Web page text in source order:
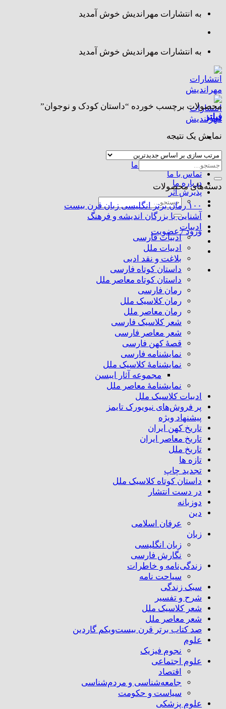
Skip
content
به انتشارات مهراندیش خوش آمدید
به انتشارات مهراندیش خوش آمدید
صفحه اصلی
مجموعه کتاب های ما
تماس با ما
درباره ما
پذیرش اثر
جستجو
برای:
ورود / عضویت
محصولات برچسب خورده “داستان کودک و نوجوان”
فیلتر
نمایش یک نتیجه
جستجو
برای:
دسته‌های محصولات
۱۰۰ رمان برتر انگلیسی زبان قرن بیست
آشنایی با بزرگان اندیشه و فرهنگ
ادبیات
ادبیات فارسی
ادبیات ملل
بلاغت و نقد ادبی
داستان کوتاه فارسی
داستان کوتاه معاصر ملل
رمان فارسی
رمان کلاسیک ملل
رمان معاصر ملل
شعر کلاسیک فارسی
شعر معاصر فارسی
قصهٔ کهن فارسی
نمایشنامه فارسی
نمایشنامهٔ کلاسیک ملل
مجموعه آثار ایبسن
نمایشنامهٔ معاصر ملل
ادبیات کلاسیک ملل
پر فروش‌های نیویورک تایمز
پیشنهاد ویژه
تاریخ کهن ایران
تاریخ معاصر ایران
تاریخ ملل
تازه ها
تجدید چاپ
داستان کوتاه کلاسیک ملل
در دست انتشار
دوزبانه
دین
عرفان اسلامی
زبان
زبان انگلیسی
نگارش فارسی
زندگی‌نامه و خاطرات
سیاحت نامه
سبک زندگی
شرح و تفسیر
شعر کلاسیک ملل
شعر معاصر ملل
صد کتاب برتر قرن بیست‌و‌یکم گاردین
علوم
نجوم فیزیک
علوم اجتماعی
اقتصاد
جامعه‌شناسی و مردم‌شناسی
سیاست و حکومت
علوم پزشکی